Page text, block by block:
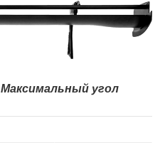
Максимальный угол